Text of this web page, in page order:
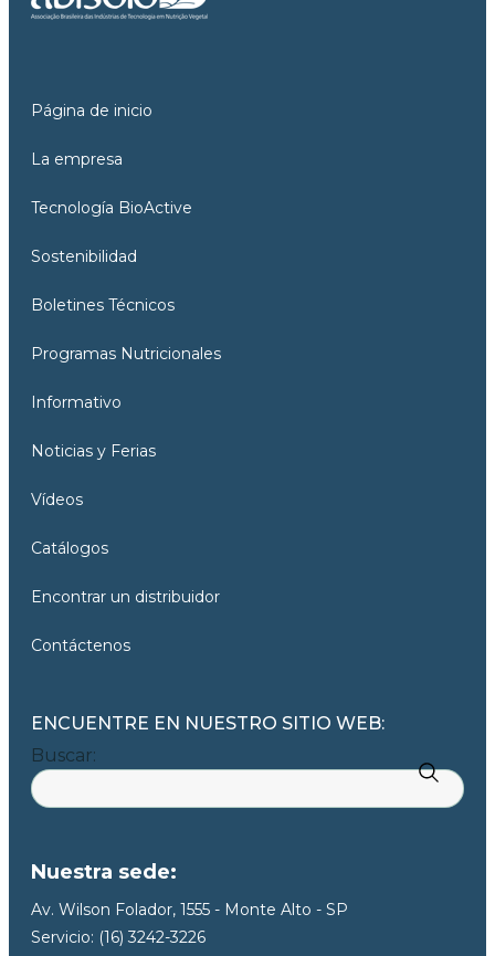
Página de inicio
La empresa
Tecnología BioActive
Sostenibilidad
Boletines Técnicos
Programas Nutricionales
Informativo
Noticias y Ferias
Vídeos
Catálogos
Encontrar un distribuidor
Contáctenos
ENCUENTRE EN NUESTRO SITIO WEB:
Buscar:
Nuestra sede:
Av. Wilson Folador, 1555 - Monte Alto - SP
Servicio: (16) 3242-3226